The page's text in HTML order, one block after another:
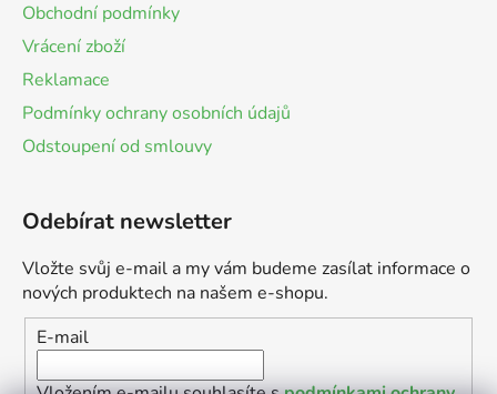
Obchodní podmínky
Vrácení zboží
Reklamace
Podmínky ochrany osobních údajů
Odstoupení od smlouvy
Odebírat newsletter
Vložte svůj e-mail a my vám budeme zasílat informace o
nových produktech na našem e-shopu.
E-mail